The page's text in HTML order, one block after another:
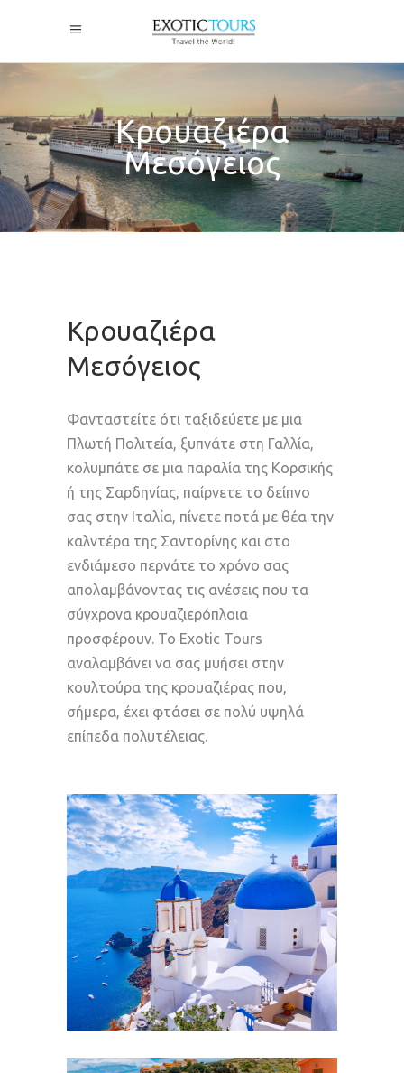
Κρουαζιέρα
Μεσόγειος
Κρουαζιέρα
Μεσόγειος
Φανταστείτε ότι ταξιδεύετε με μια
Πλωτή Πολιτεία, ξυπνάτε στη Γαλλία,
κολυμπάτε σε μια παραλία της Κορσικής
ή της Σαρδηνίας, παίρνετε το δείπνο
σας στην Ιταλία, πίνετε ποτά με θέα την
καλντέρα της Σαντορίνης και στο
ενδιάμεσο περνάτε το χρόνο σας
απολαμβάνοντας τις ανέσεις που τα
σύγχρονα κρουαζιερόπλοια
προσφέρουν. Το Exotic Tours
αναλαμβάνει να σας μυήσει στην
κουλτούρα της κρουαζιέρας που,
σήμερα, έχει φτάσει σε πολύ υψηλά
επίπεδα πολυτέλειας.